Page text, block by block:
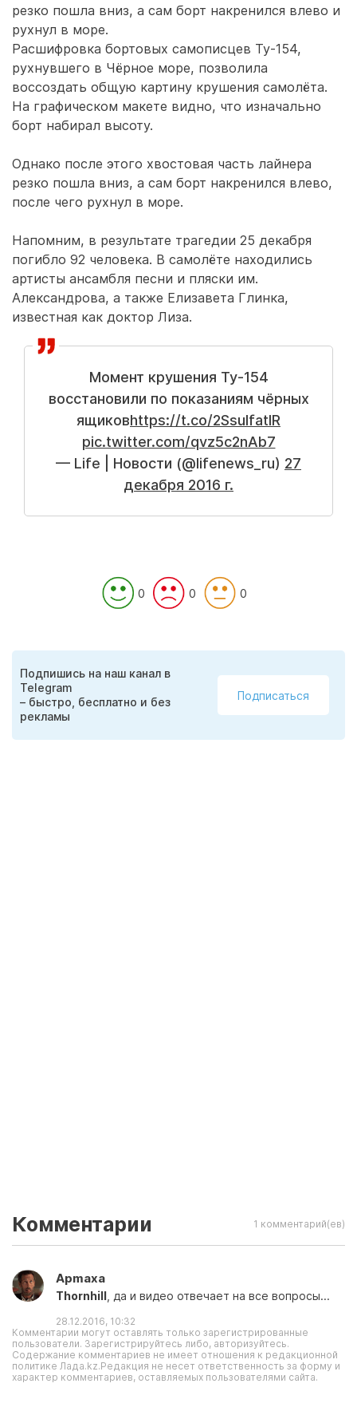
резко пошла вниз, а сам борт накренился влево и
рухнул в море.
Расшифровка бортовых самописцев Ту-154,
рухнувшего в Чёрное море, позволила
воссоздать общую картину крушения самолёта.
На графическом макете видно, что изначально
борт набирал высоту.
Однако после этого хвостовая часть лайнера
резко пошла вниз, а сам борт накренился влево,
после чего рухнул в море.
Напомним, в результате трагедии 25 декабря
погибло 92 человека. В самолёте находились
артисты ансамбля песни и пляски им.
Александрова, а также Елизавета Глинка,
известная как доктор Лиза.
Момент крушения Ту-154
восстановили по показаниям чёрных
ящиковhttps://t.co/2SsulfatlR
pic.twitter.com/qvz5c2nAb7
— Life | Новости (@lifenews_ru) 27
декабря 2016 г.
0 0 0
Подпишись на наш канал в
Telegram
– быстро, бесплатно и без
рекламы
Подписаться
Комментарии 1 комментарий(ев)
Apmaxa
Thornhill , да и видео отвечает на все вопросы...
28.12.2016, 10:32
Комментарии могут оставлять только зарегистрированные
пользователи. Зарегистрируйтесь либо, авторизуйтесь.
Содержание комментариев не имеет отношения к редакционной
политике Лада.kz.Редакция не несет ответственность за форму и
характер комментариев, оставляемых пользователями сайта.